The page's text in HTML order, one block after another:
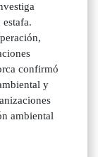
confirmó
y
ambiental